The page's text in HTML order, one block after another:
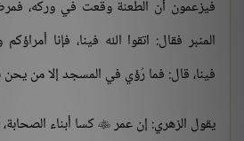
فيزعمون أن الطعنة وقعت في وركه،
المنبر فقال: اتقوا الله فينا، فإنا
فينا، قال: فما رُؤي في المسجد إلا من يحن
يقول الزهري: إن عمر  كسا أبناء